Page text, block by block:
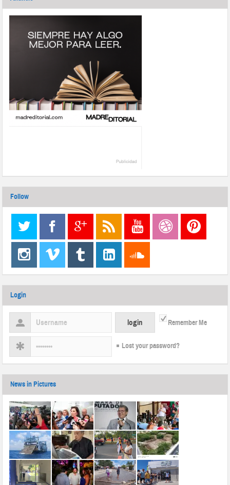
Follow
Login
Remember Me
Lost your password?
News in Pictures